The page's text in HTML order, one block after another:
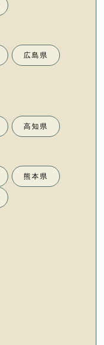
広島県
高知県
熊本県